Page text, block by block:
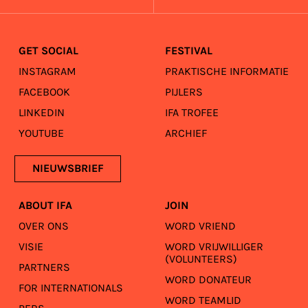
GET SOCIAL
INSTAGRAM
FACEBOOK
LINKEDIN
YOUTUBE
NIEUWSBRIEF
FESTIVAL
PRAKTISCHE INFORMATIE
PIJLERS
IFA TROFEE
ARCHIEF
ABOUT IFA
OVER ONS
VISIE
PARTNERS
FOR INTERNATIONALS
JOIN
WORD VRIEND
WORD VRIJWILLIGER
(VOLUNTEERS)
WORD DONATEUR
WORD TEAMLID